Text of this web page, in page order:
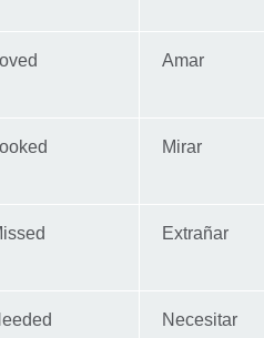
Amar
Mirar
Extrañar
Necesitar